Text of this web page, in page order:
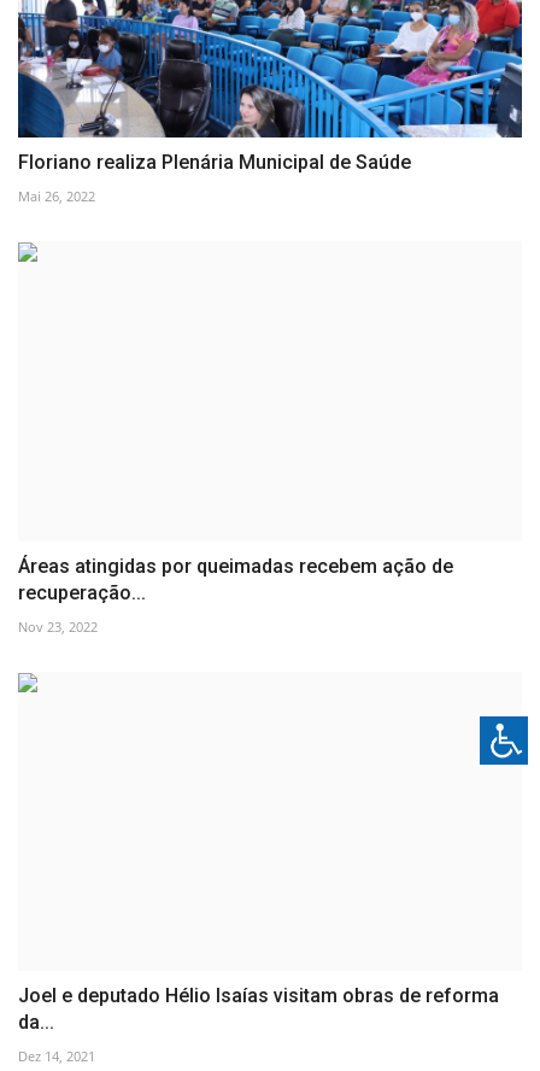
Floriano realiza Plenária Municipal de Saúde
Mai 26, 2022
Áreas atingidas por queimadas recebem ação de
recuperação...
Nov 23, 2022
Joel e deputado Hélio Isaías visitam obras de reforma
da...
Dez 14, 2021